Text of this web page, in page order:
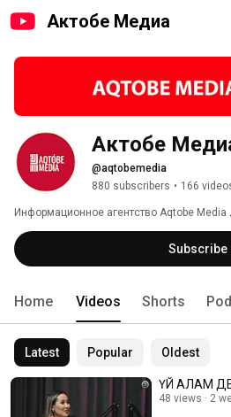
Актобе Медиа
Актобе
@aqtobemedia
880 subscribers • 166
Информационное агентство Aqtobe Media
Subscribe
Home Videos Shorts
Latest Popular Oldest
ҮЙ АЛАМ
48 views 2